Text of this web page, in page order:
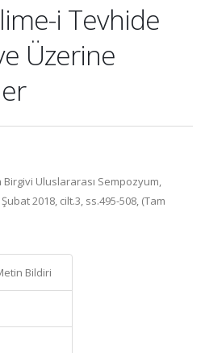
i Tevhide
Üzerine
Birgivi Uluslararası Sempozyum,
2018, cilt.3, ss.495-508, (Tam
Bildiri